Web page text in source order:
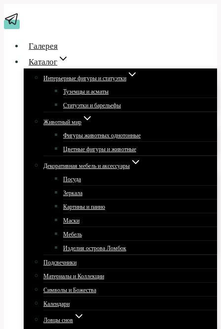
к
Галерея
Каталог
Интерьерные фигуры и статуэтки
Туземцы и асматы
Статуэтки и барельефы
Животный мир
Фигуры животных однотонные
Цветные фигуры и животные
Декоративная мебель и аксессуары
Посуда
Зеркала
Картины и панно
Маски
Мебель
Изделия острова Ломбок
Подсвечники
Материалы и Коллекции
Символы и Божества
Календари
Ловцы снов